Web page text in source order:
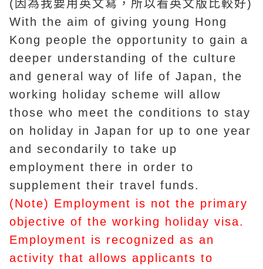
(因為我要用英文寫，所以看英文版比較好)
With the aim of giving young Hong
Kong people the opportunity to gain a
deeper understanding of the culture
and general way of life of Japan, the
working holiday scheme will allow
those who meet the conditions to stay
on holiday in Japan for up to one year
and secondarily to take up
employment there in order to
supplement their travel funds.
(Note) Employment is not the primary
objective of the working holiday visa.
Employment is recognized as an
activity that allows applicants to